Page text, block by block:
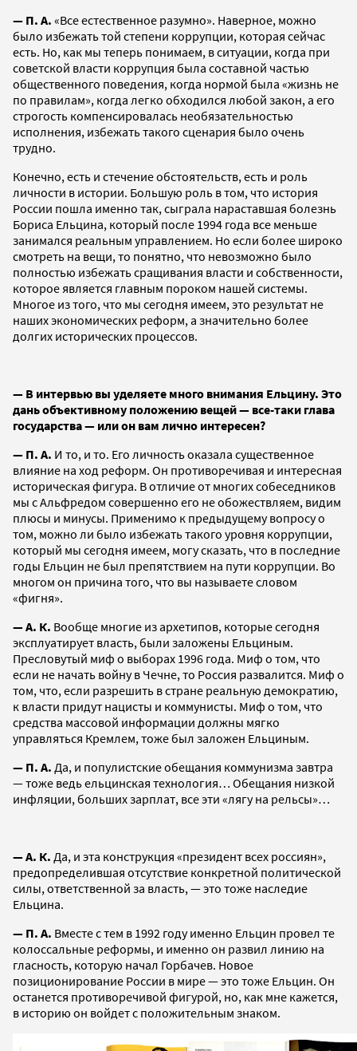
— П. А. «Все естественное разумно». Наверное, можно
было избежать той степени коррупции, которая сейчас
есть. Но, как мы теперь понимаем, в ситуации, когда при
советской власти коррупция была составной частью
общественного поведения, когда нормой была «жизнь не
по правилам», когда легко обходился любой закон, а его
строгость компенсировалась необязательностью
исполнения, избежать такого сценария было очень
трудно.
Конечно, есть и стечение обстоятельств, есть и роль
личности в истории. Большую роль в том, что история
России пошла именно так, сыграла нараставшая болезнь
Бориса Ельцина, который после 1994 года все меньше
занимался реальным управлением. Но если более широко
смотреть на вещи, то понятно, что невозможно было
полностью избежать сращивания власти и собственности,
которое является главным пороком нашей системы.
Многое из того, что мы сегодня имеем, это результат не
наших экономических реформ, а значительно более
долгих исторических процессов.
— В интервью вы уделяете много внимания Ельцину. Это
дань объективному положению вещей — все-таки глава
государства — или он вам лично интересен?
— П. А. И то, и то. Его личность оказала существенное
влияние на ход реформ. Он противоречивая и интересная
историческая фигура. В отличие от многих собеседников
мы с Альфредом совершенно его не обожествляем, видим
плюсы и минусы. Применимо к предыдущему вопросу о
том, можно ли было избежать такого уровня коррупции,
который мы сегодня имеем, могу сказать, что в последние
годы Ельцин не был препятствием на пути коррупции. Во
многом он причина того, что вы называете словом
«фигня».
— А. К. Вообще многие из архетипов, которые сегодня
эксплуатирует власть, были заложены Ельциным.
Пресловутый миф о выборах 1996 года. Миф о том, что
если не начать войну в Чечне, то Россия развалится. Миф о
том, что, если разрешить в стране реальную демократию,
к власти придут нацисты и коммунисты. Миф о том, что
средства массовой информации должны мягко
управляться Кремлем, тоже был заложен Ельциным.
— П. А. Да, и популистские обещания коммунизма завтра
— тоже ведь ельцинская технология… Обещания низкой
инфляции, больших зарплат, все эти «лягу на рельсы»…
— А. К. Да, и эта конструкция «президент всех россиян»,
предопределившая отсутствие конкретной политической
силы, ответственной за власть, — это тоже наследие
Ельцина.
— П. А. Вместе с тем в 1992 году именно Ельцин провел те
колоссальные реформы, и именно он развил линию на
гласность, которую начал Горбачев. Новое
позиционирование России в мире — это тоже Ельцин. Он
останется противоречивой фигурой, но, как мне кажется,
в историю он войдет с положительным знаком.